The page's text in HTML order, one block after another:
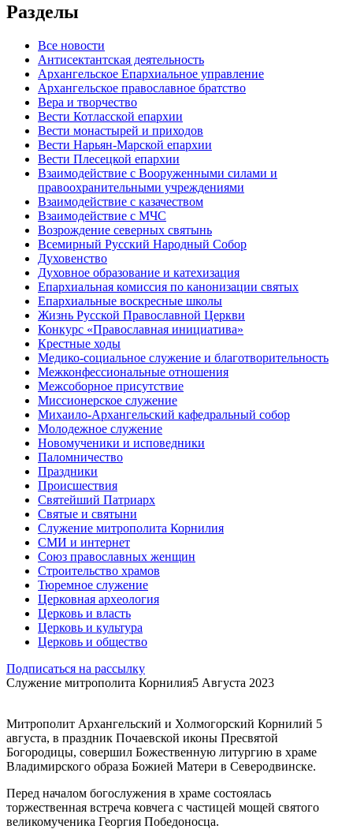
Разделы
Все новости
Антисектантская деятельность
Архангельское Епархиальное управление
Архангельское православное братство
Вера и творчество
Вести Котласской епархии
Вести монастырей и приходов
Вести Нарьян-Марской епархии
Вести Плесецкой епархии
Взаимодействие с Вооруженными силами и
правоохранительными учреждениями
Взаимодействие с казачеством
Взаимодействие с МЧС
Возрождение северных святынь
Всемирный Русский Народный Собор
Духовенство
Духовное образование и катехизация
Епархиальная комиссия по канонизации святых
Епархиальные воскресные школы
Жизнь Русской Православной Церкви
Конкурс «Православная инициатива»
Крестные ходы
Медико-социальное служение и благотворительность
Межконфессиональные отношения
Межсоборное присутствие
Миссионерское служение
Михаило-Архангельский кафедральный собор
Молодежное служение
Новомученики и исповедники
Паломничество
Праздники
Происшествия
Святейший Патриарх
Святые и святыни
Служение митрополита Корнилия
СМИ и интернет
Союз православных женщин
Строительство храмов
Тюремное служение
Церковная археология
Церковь и власть
Церковь и культура
Церковь и общество
Подписаться на рассылку
Служение митрополита Корнилия5 Августа 2023
Митрополит Архангельский и Холмогорский Корнилий 5
августа, в праздник Почаевской иконы Пресвятой
Богородицы, совершил Божественную литургию в храме
Владимирского образа Божией Матери в Северодвинске.
Перед началом богослужения в храме состоялась
торжественная встреча ковчега с частицей мощей святого
великомученика Георгия Победоносца.